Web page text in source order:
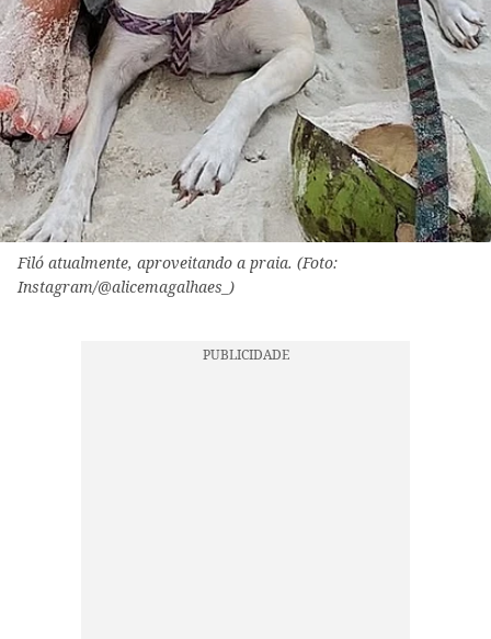
Filó atualmente, aproveitando a praia. (Foto:
Instagram/@alicemagalhaes_)